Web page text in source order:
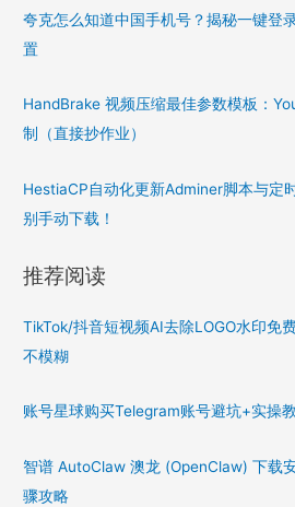
夸克怎么知道中国手机号？揭秘一键登
置
HandBrake 视频压缩最佳参数模板：
制（直接抄作业）
HestiaCP自动化更新Adminer脚本与定
别手动下载！
推荐阅读
TikTok/抖音短视频AI去除LOGO水印免
不模糊
账号星球购买Telegram账号避坑+实操
智谱 AutoClaw 澳龙 (OpenClaw) 下载
骤攻略